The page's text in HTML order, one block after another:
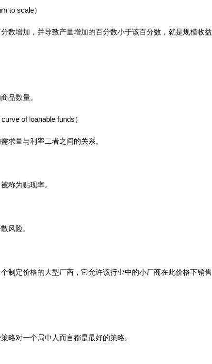
to scale）
数增加，并导致产量增加的百分数小于该百分数，就是规模收益
品数量。
of loanable funds）
求量与利率二者之间的关系。
称为贴现率。
风险。
制定价格的大型厂商，它允许该行业中的小厂商在此价格下销售
略对一个局中人而言都是最好的策略。